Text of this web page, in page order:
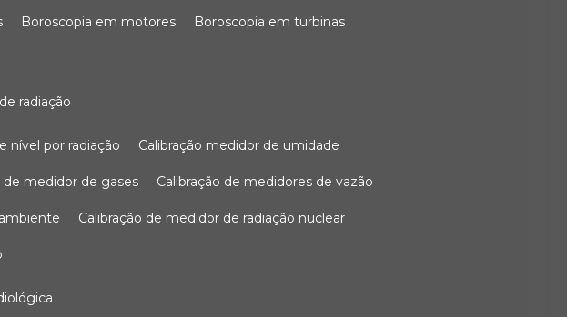
boroscopia em motores boroscopia em turbinas
radiação
nível por radiação calibração medidor de umidade
de medidor de gases calibração de medidores de vazão
calibração de medidor de radiação nuclear